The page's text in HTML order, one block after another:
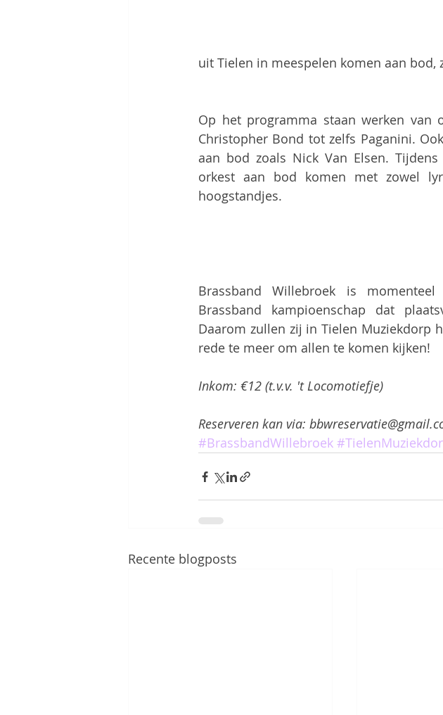
uit Tielen in meespelen komen aan
Op het programma staan werken van
Christopher Bond tot zelfs Paganini.
aan bod zoals Nick Van Elsen.
orkest aan bod komen met zowel
hoogstandjes.
Brassband Willebroek is
Brassband kampioenschap dat
Daarom zullen zij in Tielen Muziekdorp
rede te meer om allen te komen kijken!
Inkom: €12 (t.v.v. 't Locomotiefje)
Reserveren kan via:
#BrassbandWillebroek
Recente blogposts